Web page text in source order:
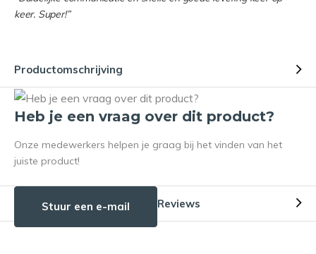
keer. Super!”
Productomschrijving
Heb je een vraag over dit product?
Onze medewerkers helpen je graag bij het vinden van het
juiste product!
Stuur een e-mail Reviews